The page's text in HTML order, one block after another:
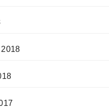
2018